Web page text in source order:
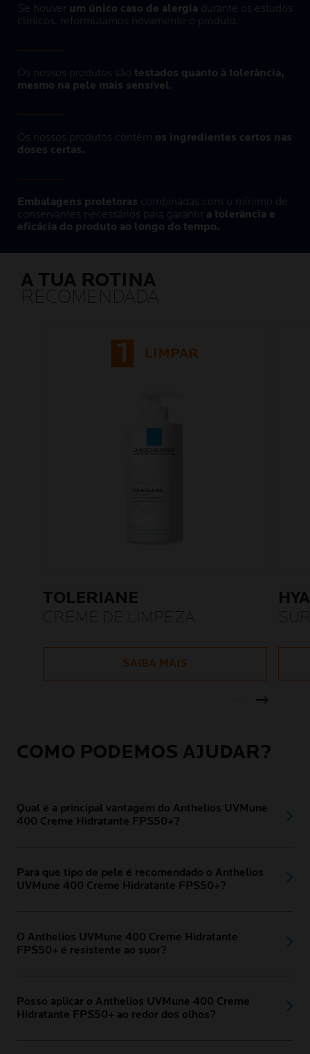
Se houver um único caso de alergia durante os estudos
clínicos, reformulamos novamente o produto.
Os nossos produtos são testados quanto à tolerância,
mesmo na pele mais sensível
Os nossos produtos contêm os ingredientes certos nas
doses certas.
Embalagens protetoras combinadas com o mínimo de
conservantes necessários para garantir a tolerância e
eficácia do produto ao longo do tempo.
A TUA ROTINA
RECOMENDADA
1 LIMPAR
TOLERIANE
CREME DE LIMPEZA
SAIBA MAIS
COMO PODEMOS AJUDAR?
Qual é a principal vantagem do Anthelios UVMune
400 Creme Hidratante FPS50+?
Para que tipo de pele é recomendado o Anthelios
UVMune 400 Creme Hidratante FPS50+?
O Anthelios UVMune 400 Creme Hidratante
FPS50+ é resistente ao suor?
Posso aplicar o Anthelios UVMune 400 Creme
Hidratante FPS50+ ao redor dos olhos?